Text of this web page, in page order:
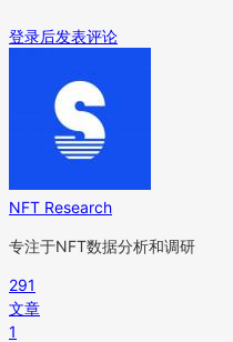
登录后发表评论
NFT Research
专注于NFT数据分析和调研
291
文章
1